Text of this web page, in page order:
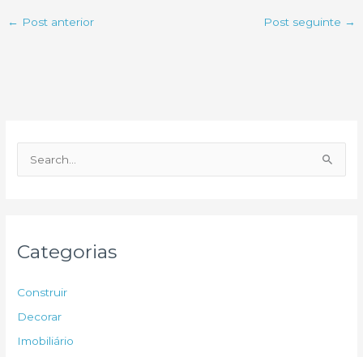
← Post anterior Post seguinte →
e
p
Categorias
Construir
Decorar
Imobiliário